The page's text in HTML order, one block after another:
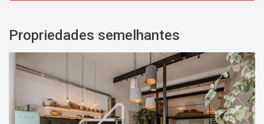
Propriedades semelhantes